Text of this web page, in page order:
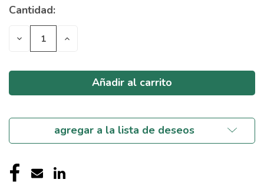
Stock
actual:
Cantidad:
Disminuir
Aumentar
agregar a la lista de deseos